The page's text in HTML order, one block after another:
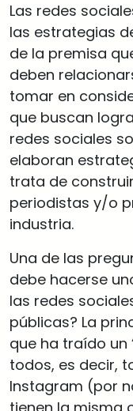
Las redes
las estrategias
de la premisa
deben
tomar en
que buscan
redes sociales
elaboran
trata de
periodistas y/o
industria.
Una de las
debe hacerse
las redes
públicas? La
que ha traído un
todos, es decir,
Instagram (por